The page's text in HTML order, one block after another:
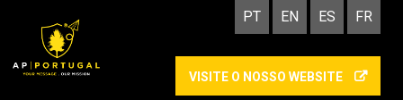
PT EN ES FR
VISITE O NOSSO WEBSITE
Academy: as vantagens